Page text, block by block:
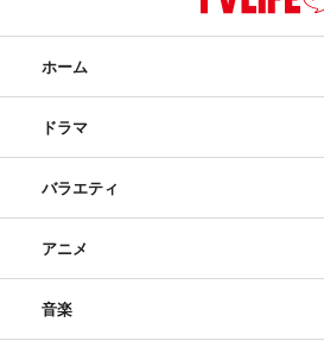
ホーム
ドラマ
バラエティ
アニメ
音楽